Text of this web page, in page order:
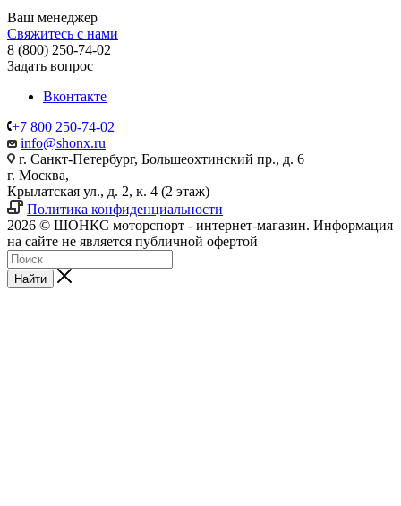
Ваш менеджер
Свяжитесь с нами
8 (800) 250-74-02
Задать вопрос
Вконтакте
+7 800 250-74-02
info@shonx.ru
г. Санкт-Петербург, Большеохтинский пр., д. 6
г. Москва,
Крылатская ул., д. 2, к. 4 (2 этаж)
Политика конфиденциальности
2026 © ШОНКС моторспорт - интернет-магазин. Информация
на сайте не является публичной офертой
Найти